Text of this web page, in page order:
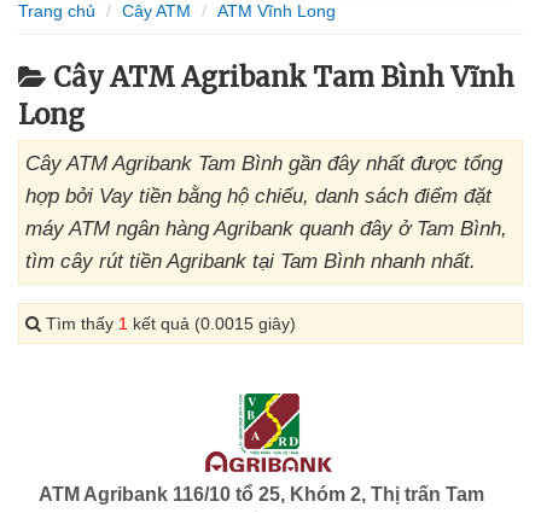
Trang chủ Cây ATM ATM Vĩnh Long
Cây ATM Agribank Tam Bình Vĩnh
Long
Cây ATM Agribank Tam Bình gần đây nhất được tổng
hợp bởi Vay tiền bằng hộ chiếu, danh sách điểm đặt
máy ATM ngân hàng Agribank quanh đây ở Tam Bình,
tìm cây rút tiền Agribank tại Tam Bình nhanh nhất.
Tìm thấy 1 kết quả (0.0015 giây)
ATM Agribank 116/10 tổ 25, Khóm 2, Thị trấn Tam